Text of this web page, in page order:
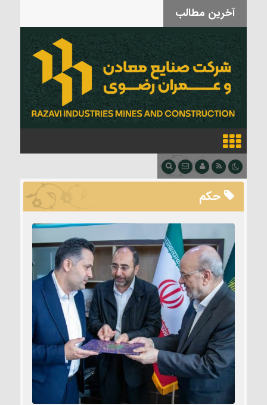
آخرین مطالب
بدرقه آقای شهید
حکم